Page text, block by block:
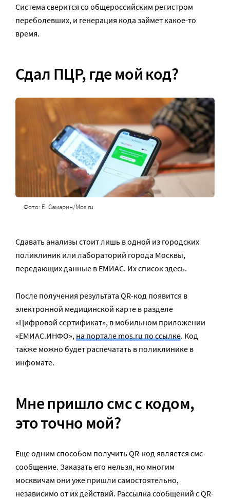
Система сверится со общероссийским регистром
переболевших, и генерация кода займет какое-то
время.
Сдал ПЦР, где мой код?
Фото: Е. Самарин/Mos.ru
Сдавать анализы стоит лишь в одной из городских
поликлиник или лабораторий города Москвы,
передающих данные в ЕМИАС. Их список здесь.
После получения результата QR-код появится в
электронной медицинской карте в разделе
«Цифровой сертификат», в мобильном приложении
«ЕМИАС.ИНФО»,на портале mos.ru по ссылке. Код
также можно будет распечатать в поликлинике в
инфомате.
Мне пришло смс с кодом,
это точно мой?
Еще одним способом получить QR-код является смс-
сообщение. Заказать его нельзя, но многим
москвичам они уже пришли самостоятельно,
независимо от их действий. Рассылка сообщений с QR-